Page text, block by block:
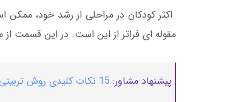
اکثر کودکان در مراحلی از رشد خود، ممکن
مقوله ای فراتر از این است. در این قسمت
پیشنهاد مشاور: